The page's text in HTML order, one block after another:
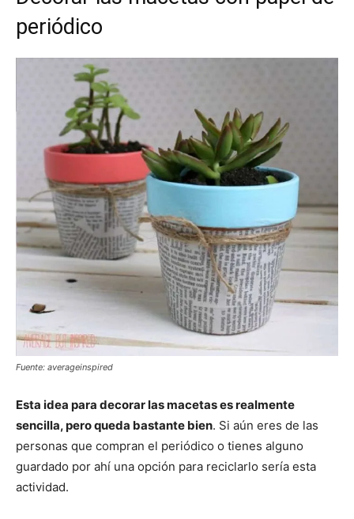
periódico
Fuente: averageinspired
Esta idea para decorar las macetas es realmente
sencilla, pero queda bastante bien. Si aún eres de las
personas que compran el periódico o tienes alguno
guardado por ahí una opción para reciclarlo sería esta
actividad.